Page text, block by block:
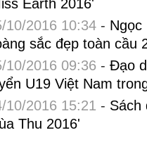
Earth 2016'
10/2016 10:34- Ngọc
sắc đẹp toàn cầu
10/2016 09:36 - Đạo
U19 Việt Nam
10/2016 15:21 - Sách
Thu 2016'